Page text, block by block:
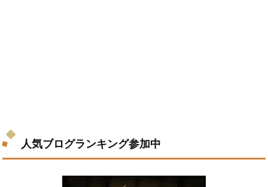
人気ブログランキング参加中